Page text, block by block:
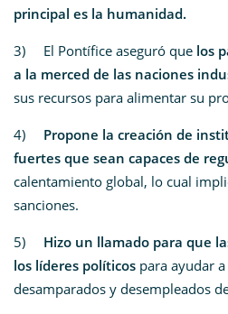
principal es la humanidad.
3) El Pontífice aseguró que los
a la merced de las naciones
sus recursos para alimentar su
4) Propone la creación de
fuertes que sean capaces de
calentamiento global, lo cual
sanciones.
5) Hizo un llamado para que
los líderes políticos para ayudar
desamparados y desempleados